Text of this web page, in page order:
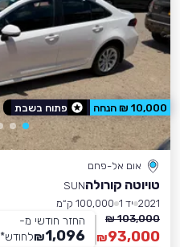
אום אל-פחם
טויוטה קורולהSUN
2021 יד 1
100,000 ק״מ
103,000 ₪
93,000
₪
החזר חודשי מ-
1,096
₪לחודש*
10,000 ₪ הנחה פתוח בשבת